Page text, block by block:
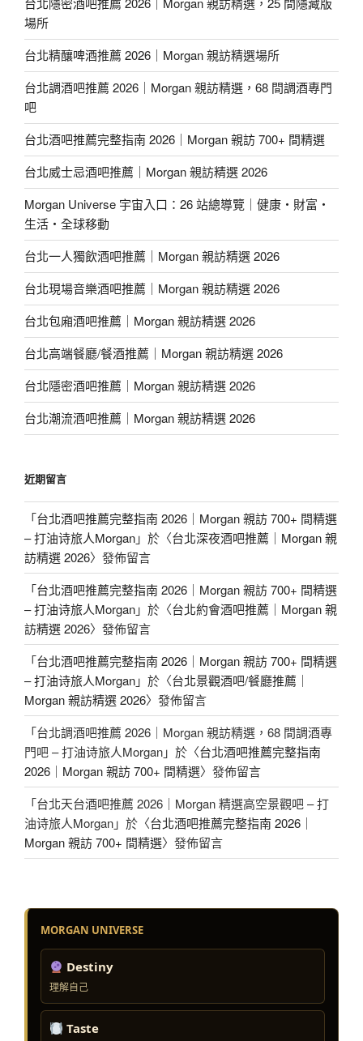
場所
台北精釀啤酒推薦 2026｜Morgan 親訪精選場所
台北調酒吧推薦 2026｜Morgan 親訪精選，68 間調酒專門
吧
台北酒吧推薦完整指南 2026｜Morgan 親訪 700+ 間精選
台北威士忌酒吧推薦｜Morgan 親訪精選 2026
Morgan Universe 宇宙入口：26 站總導覽｜健康・財富・
生活・全球移動
台北一人獨飲酒吧推薦｜Morgan 親訪精選 2026
台北現場音樂酒吧推薦｜Morgan 親訪精選 2026
台北包廂酒吧推薦｜Morgan 親訪精選 2026
台北高端餐廳/餐酒推薦｜Morgan 親訪精選 2026
台北隱密酒吧推薦｜Morgan 親訪精選 2026
台北潮流酒吧推薦｜Morgan 親訪精選 2026
近期留言
「台北酒吧推薦完整指南 2026｜Morgan 親訪 700+ 間精選
– 打油诗旅人Morgan」於〈台北深夜酒吧推薦｜Morgan 親
訪精選 2026〉發佈留言
「台北酒吧推薦完整指南 2026｜Morgan 親訪 700+ 間精選
– 打油诗旅人Morgan」於〈台北約會酒吧推薦｜Morgan 親
訪精選 2026〉發佈留言
「台北酒吧推薦完整指南 2026｜Morgan 親訪 700+ 間精選
– 打油诗旅人Morgan」於〈台北景觀酒吧/餐廳推薦｜
Morgan 親訪精選 2026〉發佈留言
「台北調酒吧推薦 2026｜Morgan 親訪精選，68 間調酒專
門吧 – 打油诗旅人Morgan」於〈台北酒吧推薦完整指南
2026｜Morgan 親訪 700+ 間精選〉發佈留言
「台北天台酒吧推薦 2026｜Morgan 精選高空景觀吧 – 打
油诗旅人Morgan」於〈台北酒吧推薦完整指南 2026｜
Morgan 親訪 700+ 間精選〉發佈留言
MORGAN UNIVERSE
Destiny
理解自己
Taste